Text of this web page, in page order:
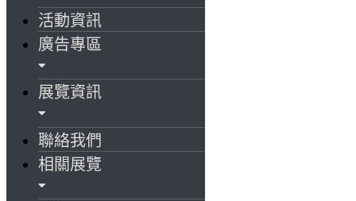
活動資訊
廣告專區
展覽資訊
聯絡我們
相關展覽